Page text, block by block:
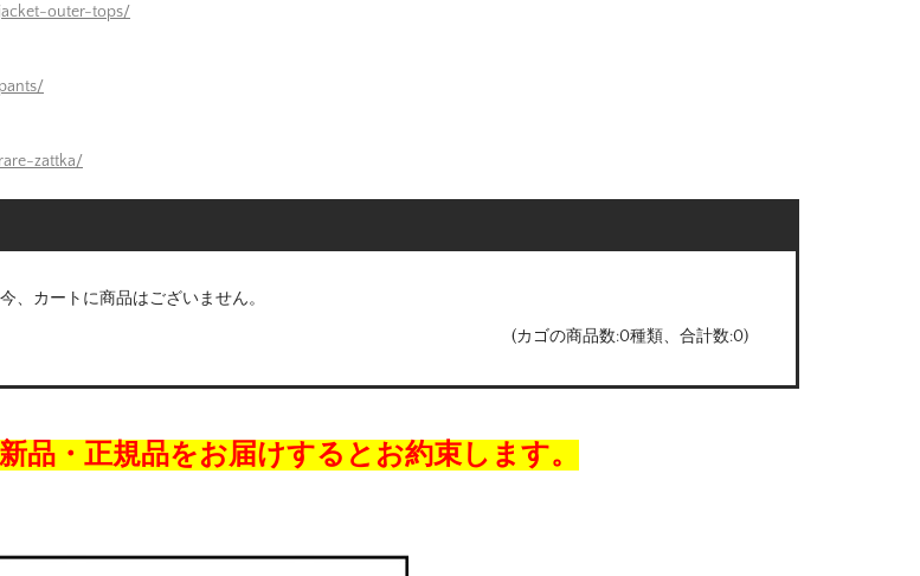
outer-tops/
zattka/
、カートに商品はございません。
(カゴの商品数:0種類、合計数:0)
品・正規品をお届けするとお約束します。